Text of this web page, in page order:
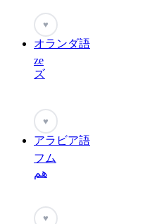
♥
オランダ語
ze
ズ
♥
アラビア語
フム
هم
♥